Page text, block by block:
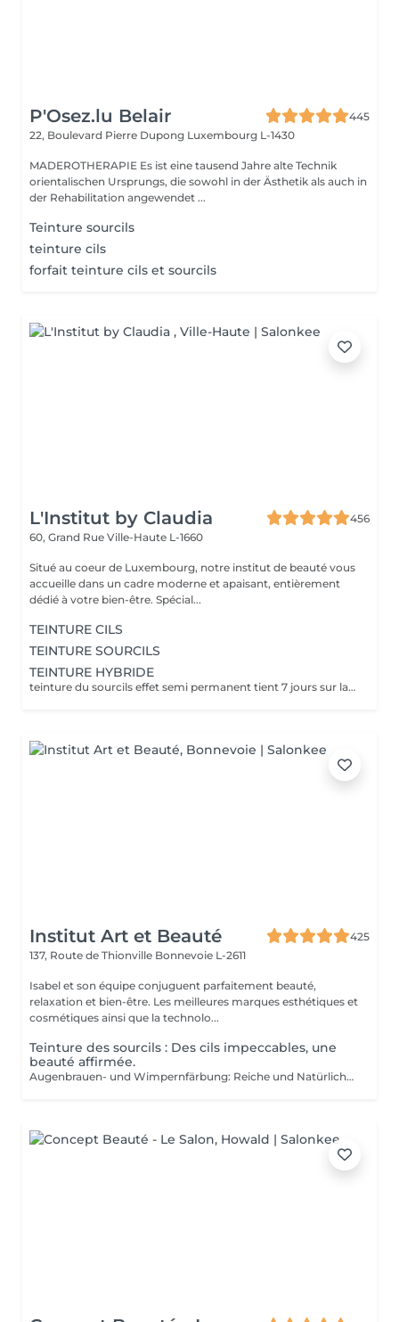
P'Osez.lu Belair
445
22, Boulevard Pierre Dupong Luxembourg L-1430
MADEROTHERAPIE Es ist eine tausend Jahre alte Technik
orientalischen Ursprungs, die sowohl in der Ästhetik als auch in
der Rehabilitation angewendet ...
Teinture sourcils
teinture cils
forfait teinture cils et sourcils
L'Institut by Claudia
456
60, Grand Rue Ville-Haute L-1660
Situé au coeur de Luxembourg, notre institut de beauté vous
accueille dans un cadre moderne et apaisant, entièrement
dédié à votre bien-être. Spécial...
TEINTURE CILS
TEINTURE SOURCILS
TEINTURE HYBRIDE
teinture du sourcils effet semi permanent tient 7 jours sur la peau et 4/6 semaines dans le poils
Institut Art et Beauté
425
137, Route de Thionville Bonnevoie L-2611
Isabel et son équipe conjuguent parfaitement beauté,
relaxation et bien-être. Les meilleures marques esthétiques et
cosmétiques ainsi que la technolo...
Teinture des sourcils : Des cils impeccables, une
beauté affirmée.
Augenbrauen- und Wimpernfärbung: Reiche und Natürliche Farbe für Einen Perfekt Definierten und Langlebigen Blick Reiche Farbe: Unsere Färbungen bieten intensive, natürliche Farben, die Ihre Augenbrauen und Wimpern mit tiefen, eleganten Nuancen betonen. Perfekte Definition:Die Formel ist darauf ausgelegt, Ihre Augenbrauen und Wimpern präzise zu definieren und eine perfekt strukturierte und harmonische Form zu schaffen. Ausgezeichnete Haltbarkeit: Genießen Sie eine langanhaltende Farbe, die lebendig und widerstandsfähig bleibt und Ihnen einen makellosen Blick über einen längeren Zeitraum bietet. Die Färbung wird sorgfältig von unseren Kosmetikerinnen aufgetragen, um ein gleichmäßiges und natürliches Ergebnis zu gewährleisten. Gönnen Sie sich den Luxus eines perfekt definierten Blicks und betonen Sie Ihre Augen wie nie zuvor.